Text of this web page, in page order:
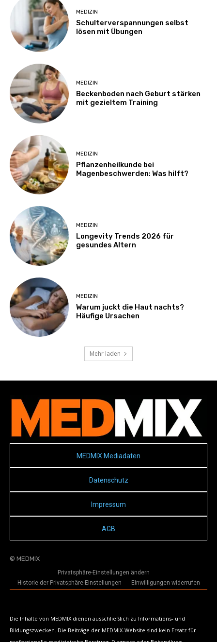
MEDIZIN
Schulterverspannungen selbst
lösen mit Übungen
MEDIZIN
Beckenboden nach Geburt stärken
mit gezieltem Training
MEDIZIN
Pflanzenheilkunde bei
Magenbeschwerden: Was hilft?
MEDIZIN
Longevity Trends 2026 für
gesundes Altern
MEDIZIN
Warum juckt die Haut nachts?
Häufige Ursachen
Mehr laden
MEDMIX Mediadaten
Datenschutz
Impressum
AGB
© MEDMIX
Privatsphäre-Einstellungen ändern
Historie der Privatsphäre-Einstellungen
Einwilligungen widerrufen
Die Inhalte von MEDMIX dienen ausschließlich zu Informations- und
Bildungszwecken. Die Beiträge der MEDMIX-Website sind kein Ersatz für